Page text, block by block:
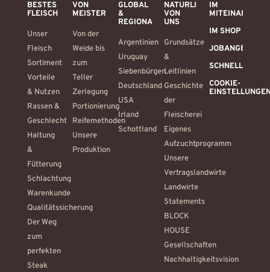
BESTES
FLEISCH
Unser
Fleisch
Sortiment
Vorteile
& Nutzen
Rassen &
Geschlecht
Haltung
&
Fütterung
Schlachtung
Warenkunde
Qualitätssicherung
Der Weg
zum
perfekten
Steak
VON
MEISTERHAND
Von der
Weide bis
zum
Teller
Zerlegung
Portionierung
Reifemethoden
Unsere
Produktion
GLOBAL
&
REGIONAL
Argentinien
Uruguay
Siebenbürgen
Deutschland
USA
Irland
Schottland
NATÜRLICH
VON
UNS
Grundsätze
&
Leitlinien
Geschichte
der
Fleischerei
Eigenes
Aufzuchtprogramm
Unsere
Vertragslandwirte
Landwirte
Statements
BLOCK
HOUSE
Gesellschaften
Nachhaltigkeitsvision
IM
MITEINANDER
IM SHOP
JOBANGEBOTE
COOKIE-